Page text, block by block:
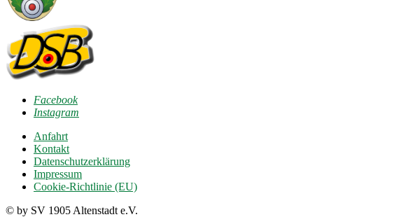
Facebook
Instagram
Anfahrt
Kontakt
Datenschutzerklärung
Impressum
Cookie-Richtlinie (EU)
© by SV 1905 Altenstadt e.V.